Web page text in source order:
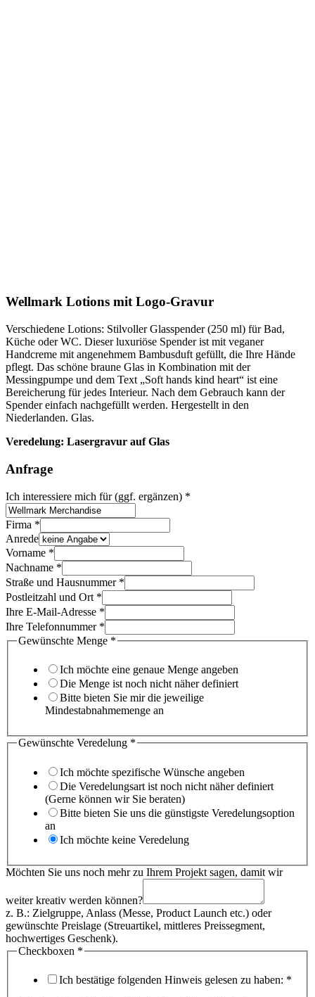
Wellmark Lotions mit Logo-Gravur
Verschiedene Lotions: Stilvoller Glasspender (250 ml) für Bad,
Küche oder WC. Dieser luxuriöse Spender ist mit veganer
Handcreme mit angenehmem Bambusduft gefüllt, die Ihre Hände
pflegt. Das schöne braune Glas in Kombination mit der
Messingpumpe und dem Text „Soft hands kind heart“ ist eine
Bereicherung für jedes Interieur. Nach dem Gebrauch kann der
Spender einfach nachgefüllt werden. Hergestellt in den
Niederlanden. Glas.
Veredelung: Lasergravur auf Glas
Anfrage
Ich interessiere mich für (ggf. ergänzen) *
Firma *
Anrede
Vorname *
Nachname *
Straße und Hausnummer *
Postleitzahl und Ort *
Ihre E-Mail-Adresse *
Ihre Telefonnummer *
Gewünschte Menge *
Ich möchte eine genaue Menge angeben
Die Menge ist noch nicht näher definiert
Bitte bieten Sie mir die jeweilige
Mindestabnahmemenge an
NameGewünschte Veredelung *
Ich möchte spezifische Wünsche angeben
Die Veredelungsart ist noch nicht näher definiert
(Gerne können wir Sie beraten)
Bitte bieten Sie uns die günstigste Veredelungsoption
an
Ich möchte keine Veredelung
Möchten Sie uns noch mehr zu Ihrem Projekt sagen, damit wir
weiter kreativ werden können?
z. B.: Zielgruppe, Anlass (Messe, Product Launch etc.) oder
gewünschte Preislage (Streuartikel, mittleres Preissegment,
hochwertiges Geschenk).
Checkboxen *
Ich bestätige folgenden Hinweis gelesen zu haben: *